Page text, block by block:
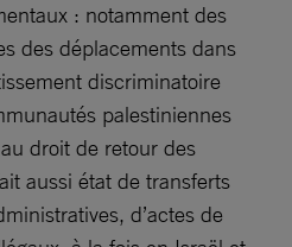
: notamment des
des déplacements dans
discriminatoire
palestiniennes
droit de retour des
aussi état de transferts
d’actes de